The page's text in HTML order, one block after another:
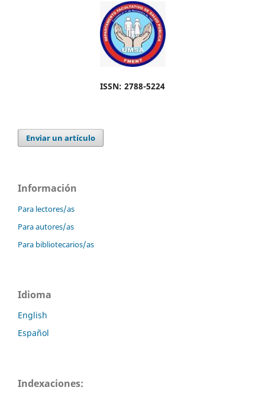
ISSN: 2788-5224
Enviar un artículo
Información
Para lectores/as
Para autores/as
Para bibliotecarios/as
Idioma
English
Español
Indexaciones: